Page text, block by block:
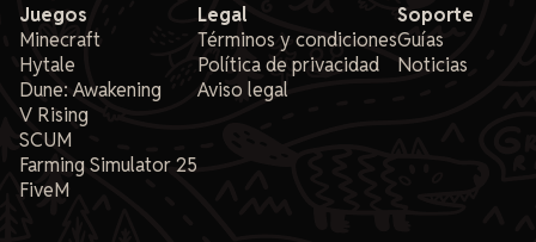
Juegos
Minecraft
Hytale
Dune: Awakening
V Rising
SCUM
Farming Simulator 25
FiveM
Legal
Términos y condiciones
Política de privacidad
Aviso legal
Soporte
Guías
Noticias